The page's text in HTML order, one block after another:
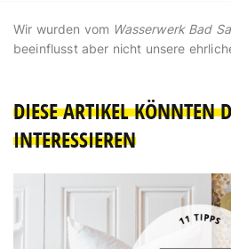
Wir wurden vom Wasserwerk Bad
beeinflusst aber nicht unsere
DIESE ARTIKEL KÖNNTEN
INTERESSIEREN